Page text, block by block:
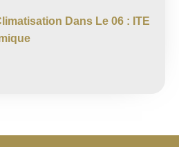
Dans Le 06 : ITE